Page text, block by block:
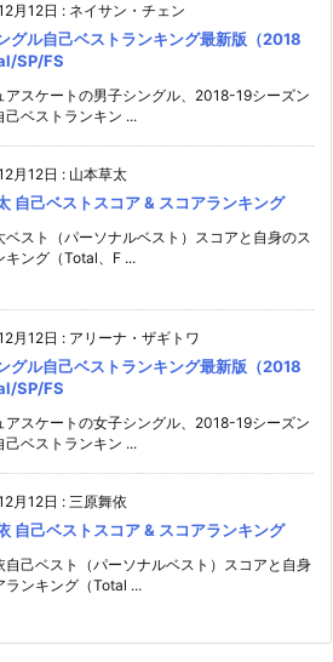
月12日 : ネイサン・チェン
グル自己ベストランキング最新版（2018
SP/FS
アスケートの男子シングル、2018-19シーズン
己ベストランキン ...
月12日 : 山本草太
自己ベストスコア & スコアランキング
ベスト（パーソナルベスト）スコアと自身のス
キング（Total、F ...
月12日 : アリーナ・ザギトワ
グル自己ベストランキング最新版（2018
SP/FS
アスケートの女子シングル、2018-19シーズン
己ベストランキン ...
月12日 : 三原舞依
自己ベストスコア & スコアランキング
自己ベスト（パーソナルベスト）スコアと自身
ランキング（Total ...